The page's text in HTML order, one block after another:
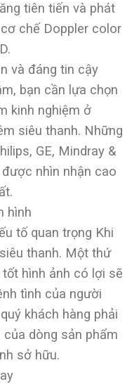
tiên tiến và phát
chế Doppler color
và đáng tin cậy
bạn cần lựa chọn
kinh nghiệm ở
siêu thanh. Những
GE, Mindray &
nhìn nhận cao
hình
tố quan trọng Khi
thanh. Một thứ
hình ảnh có lợi sẽ
tình của người
khách hàng phải
dòng sản phẩm
sở hữu.